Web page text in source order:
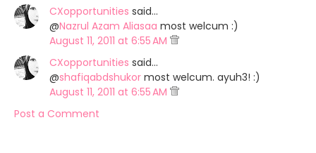
CXopportunities said…
@Nazrul Azam Aliasaa most welcum :)
August 11, 2011 at 6:55 AM
CXopportunities said…
@shafiqabdshukor most welcum. ayuh3! :)
August 11, 2011 at 6:55 AM
Post a Comment